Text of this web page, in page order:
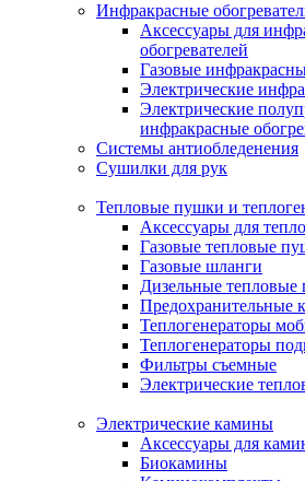
Инфракрасные
Аксессуары для
обогревателей
Газовые
Электрические
Электрические
инфракрасные
Системы антиобледенения
Сушилки для рук
Тепловые пушки и
Аксессуары для
Газовые тепловые
Газовые шланги
Дизельные тепловые
Предохранительные
Теплогенераторы
Теплогенераторы
Фильтры съемные
Электрические
Электрические камины
Аксессуары для
Биокамины